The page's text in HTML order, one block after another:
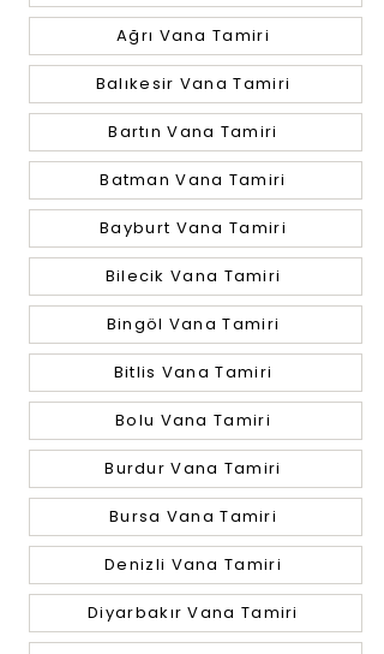
Ağrı Vana Tamiri
Balıkesir Vana Tamiri
Bartın Vana Tamiri
Batman Vana Tamiri
Bayburt Vana Tamiri
Bilecik Vana Tamiri
Bingöl Vana Tamiri
Bitlis Vana Tamiri
Bolu Vana Tamiri
Burdur Vana Tamiri
Bursa Vana Tamiri
Denizli Vana Tamiri
Diyarbakır Vana Tamiri